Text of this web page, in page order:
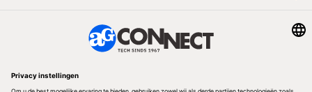
Volg ons